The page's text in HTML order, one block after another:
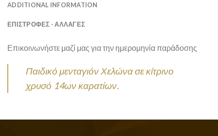
ADDITIONAL INFORMATION
ΕΠΙΣΤΡΟΦΕΣ - ΑΛΛΑΓΕΣ
Επικοινωνήστε μαζί μας για την ημερομηνία παράδοσης
Παιδικό μενταγιόν Χελώνα σε κίτρινο
χρυσό 14ων καρατίων.